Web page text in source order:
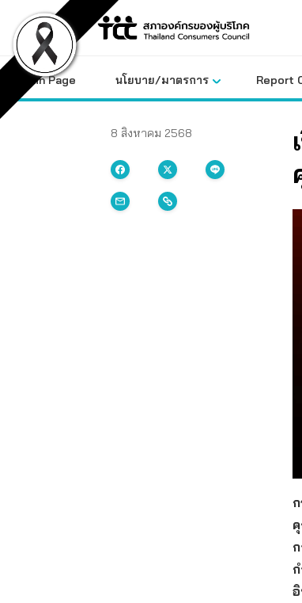
content
Main Page นโยบาย/มาตรการ Report
8 สิงหาคม 2568